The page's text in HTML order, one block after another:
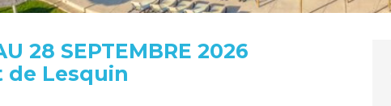
28 SEPTEMBRE 2026
de Lesquin